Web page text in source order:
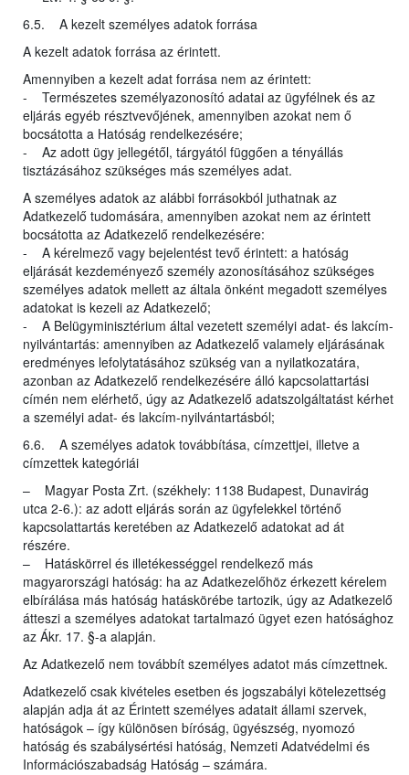
6.5. A kezelt személyes adatok forrása
A kezelt adatok forrása az érintett.
Amennyiben a kezelt adat forrása nem az érintett:
- Természetes személyazonosító adatai az ügyfélnek és az
eljárás egyéb résztvevőjének, amennyiben azokat nem ő
bocsátotta a Hatóság rendelkezésére;
- Az adott ügy jellegétől, tárgyától függően a tényállás
tisztázásához szükséges más személyes adat.
A személyes adatok az alábbi forrásokból juthatnak az
Adatkezelő tudomására, amennyiben azokat nem az érintett
bocsátotta az Adatkezelő rendelkezésére:
- A kérelmező vagy bejelentést tevő érintett: a hatóság
eljárását kezdeményező személy azonosításához szükséges
személyes adatok mellett az általa önként megadott személyes
adatokat is kezeli az Adatkezelő;
- A Belügyminisztérium által vezetett személyi adat- és lakcím-
nyilvántartás: amennyiben az Adatkezelő valamely eljárásának
eredményes lefolytatásához szükség van a nyilatkozatára,
azonban az Adatkezelő rendelkezésére álló kapcsolattartási
címén nem elérhető, úgy az Adatkezelő adatszolgáltatást kérhet
a személyi adat- és lakcím-nyilvántartásból;
6.6. A személyes adatok továbbítása, címzettjei, illetve a
címzettek kategóriái
– Magyar Posta Zrt. (székhely: 1138 Budapest, Dunavirág
utca 2-6.): az adott eljárás során az ügyfelekkel történő
kapcsolattartás keretében az Adatkezelő adatokat ad át
részére.
– Hatáskörrel és illetékességgel rendelkező más
magyarországi hatóság: ha az Adatkezelőhöz érkezett kérelem
elbírálása más hatóság hatáskörébe tartozik, úgy az Adatkezelő
átteszi a személyes adatokat tartalmazó ügyet ezen hatósághoz
az Ákr. 17. §-a alapján.
Az Adatkezelő nem továbbít személyes adatot más címzettnek.
Adatkezelő csak kivételes esetben és jogszabályi kötelezettség
alapján adja át az Érintett személyes adatait állami szervek,
hatóságok – így különösen bíróság, ügyészség, nyomozó
hatóság és szabálysértési hatóság, Nemzeti Adatvédelmi és
Információszabadság Hatóság – számára.